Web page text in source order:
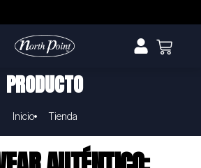
PRODUCTO
Inicio Tienda